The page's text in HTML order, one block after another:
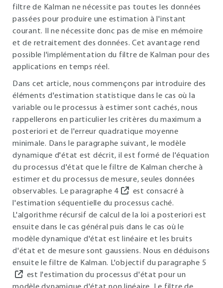
filtre de Kalman ne nécessite pas toutes les données
passées pour produire une estimation à l'instant
courant. Il ne nécessite donc pas de mise en mémoire
et de retraitement des données. Cet avantage rend
possible l'implémentation du filtre de Kalman pour des
applications en temps réel.
Dans cet article, nous commençons par introduire des
éléments d'estimation statistique dans le cas où la
variable ou le processus à estimer sont cachés, nous
rappellerons en particulier les critères du maximum a
posteriori et de l'erreur quadratique moyenne
minimale. Dans le paragraphe suivant, le modèle
dynamique d'état est décrit, il est formé de l'équation
du processus d'état que le filtre de Kalman cherche à
estimer et du processus de mesure, seules données
observables. Le paragraphe 4
est consacré à
l'estimation séquentielle du processus caché.
L'algorithme récursif de calcul de la loi a posteriori est
ensuite dans le cas général puis dans le cas où le
modèle dynamique d'état est linéaire et les bruits
d'état et de mesure sont gaussiens. Nous en déduisons
ensuite le filtre de Kalman. L'objectif du paragraphe 5
est l'estimation du processus d'état pour un